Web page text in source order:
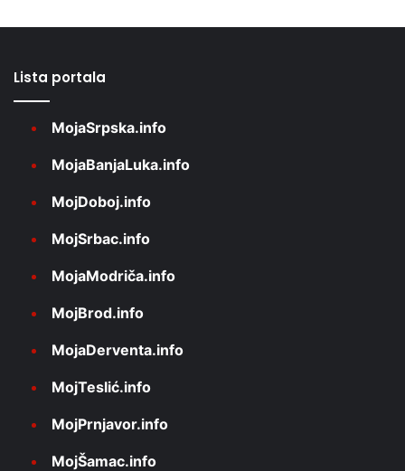
Lista portala
MojaSrpska.info
MojaBanjaLuka.info
MojDoboj.info
MojSrbac.info
MojaModriča.info
MojBrod.info
MojaDerventa.info
MojTeslić.info
MojPrnjavor.info
MojŠamac.info